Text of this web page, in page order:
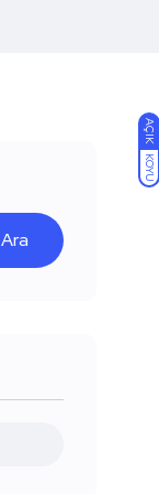
AÇIK
KOYU
Ara